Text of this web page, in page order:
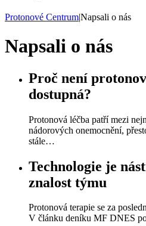
Protonové Centrum|Napsali o nás
Napsali o nás
Proč není
dostupná?
Protonová léčba patří mezi
nádorových onemocnění,
stále…
Technologie je
znalost týmu
Protonová terapie se za
V článku deníku MF DNES